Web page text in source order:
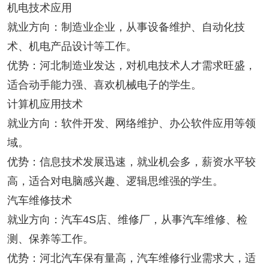
机电技术应用
就业方向：制造业企业，从事设备维护、自动化技
术、机电产品设计等工作。
优势：河北制造业发达，对机电技术人才需求旺盛，
适合动手能力强、喜欢机械电子的学生。
计算机应用技术
就业方向：软件开发、网络维护、办公软件应用等领
域。
优势：信息技术发展迅速，就业机会多，薪资水平较
高，适合对电脑感兴趣、逻辑思维强的学生。
汽车维修技术
就业方向：汽车4S店、维修厂，从事汽车维修、检
测、保养等工作。
优势：河北汽车保有量高，汽车维修行业需求大，适